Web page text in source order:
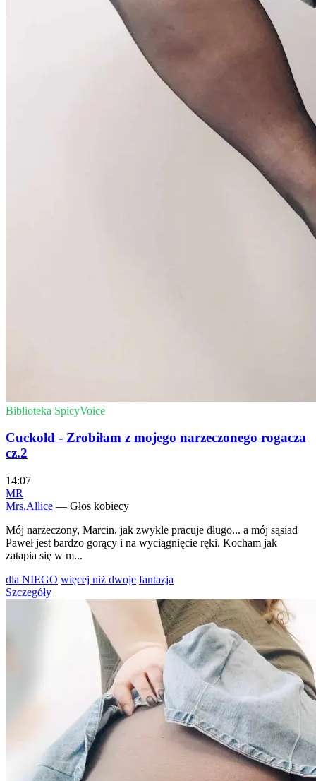
Biblioteka SpicyVoice
Cuckold - Zrobiłam z mojego narzeczonego rogacza
cz.2
14:07
MR
Mrs.Allice — Głos kobiecy
Mój narzeczony, Marcin, jak zwykle pracuje długo... a mój sąsiad
Paweł jest bardzo gorący i na wyciągnięcie ręki. Kocham jak
zatapia się w m...
dla NIEGO więcej niż dwoje fantazja
Szczegóły